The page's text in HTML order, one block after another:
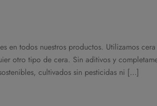
en todos nuestros productos. Utilizamos
otro tipo de cera. Sin aditivos y
cultivados sin pesticidas ni […]